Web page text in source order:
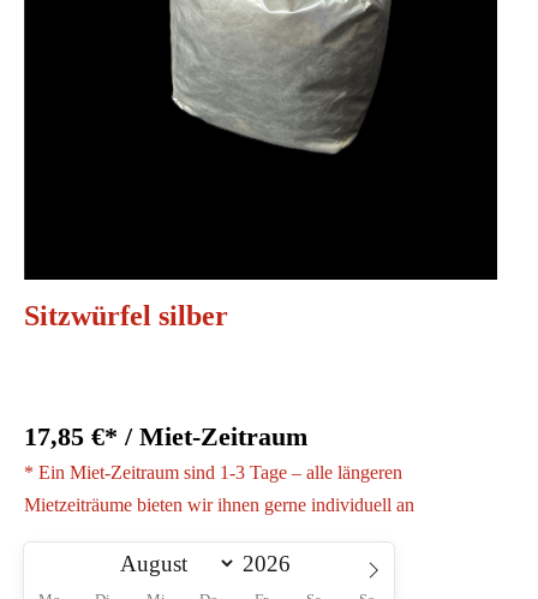
Sitzwürfel silber
17,85 €* / Miet-Zeitraum
* Ein Miet-Zeitraum sind 1-3 Tage – alle längeren
Mietzeiträume bieten wir ihnen gerne individuell an